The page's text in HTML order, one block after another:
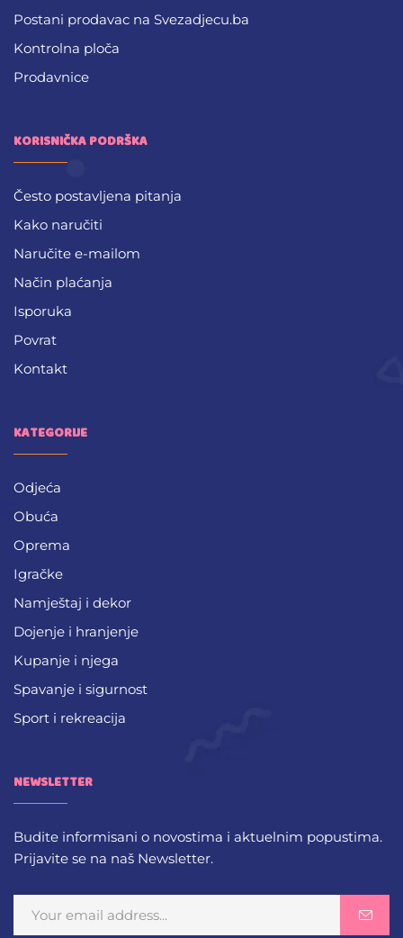
Postani prodavac na Svezadjecu.ba
Kontrolna ploča
Prodavnice
KORISNIČKA PODRŠKA
Često postavljena pitanja
Kako naručiti
Naručite e-mailom
Način plaćanja
Isporuka
Povrat
Kontakt
KATEGORIJE
Odjeća
Obuća
Oprema
Igračke
Namještaj i dekor
Dojenje i hranjenje
Kupanje i njega
Spavanje i sigurnost
Sport i rekreacija
NEWSLETTER
Budite informisani o novostima i aktuelnim popustima.
Prijavite se na naš Newsletter.